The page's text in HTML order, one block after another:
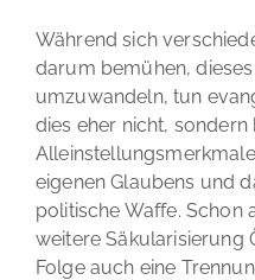
Während sich
darum bemühen,
umzuwandeln, tun
dies eher nicht,
eigenen Glaubens und
politische Waffe. Schon
weitere Säkularisierung
Folge auch eine